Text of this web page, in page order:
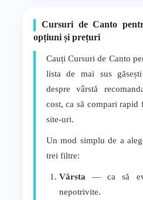
Cursuri de Canto
opțiuni și prețuri
Cauți Cursuri de Canto
lista de mai sus
despre vârstă
cost, ca să compari rapid
site-uri.
Un mod simplu de a
trei filtre:
Vârsta — ca să
nepotrivite.